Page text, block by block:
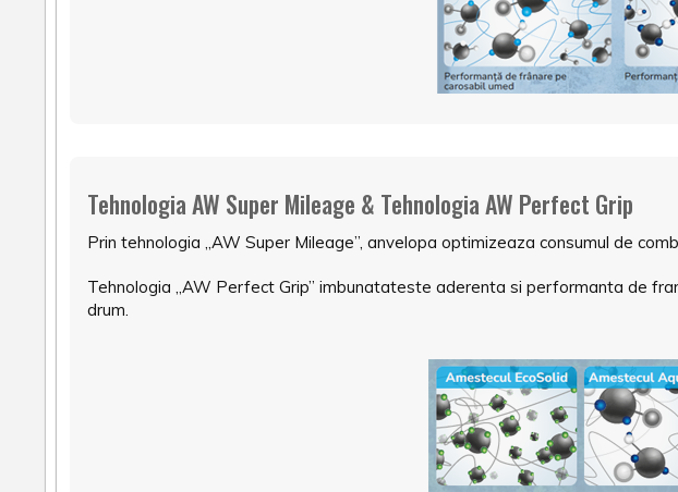
Tehnologia AW Super Mileage & Tehnologia AW Perfect Grip
Prin tehnologia „AW Super Mileage”, anvelopa optimizeaza consumul de
Tehnologia „AW Perfect Grip” imbunatateste aderenta si performanta de
drum.